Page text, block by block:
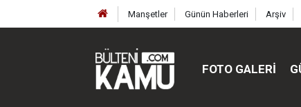
Manşetler Günün Haberleri Arşiv
FOTO GALERI